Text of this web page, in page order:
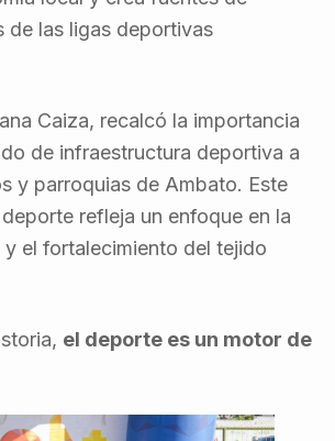
de las ligas deportivas
Caiza, recalcó la importancia
de infraestructura deportiva a
y parroquias de Ambato. Este
refleja un enfoque en la
el fortalecimiento del tejido
el deporte es un motor de